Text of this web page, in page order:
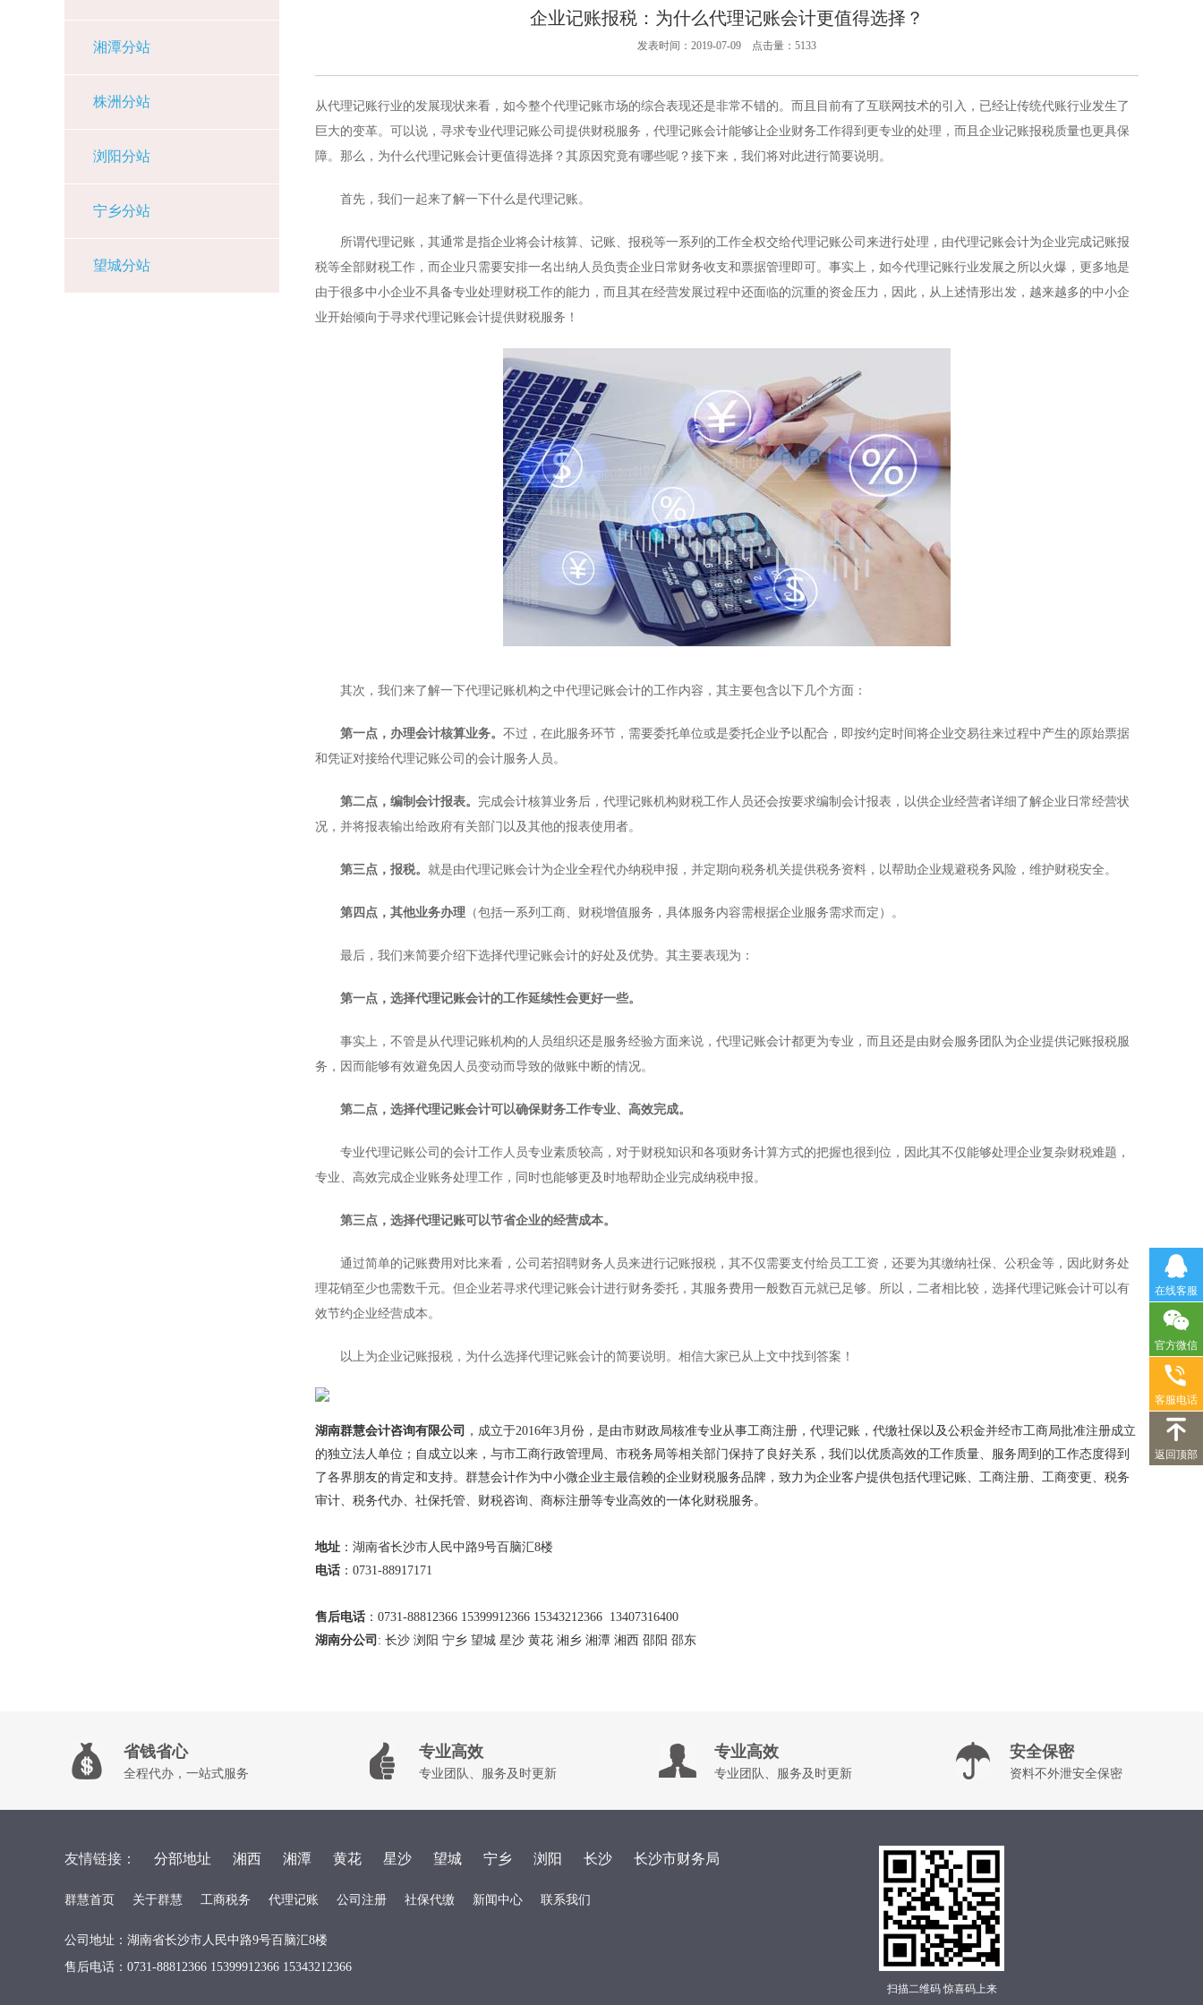
湘潭分站
株洲分站
浏阳分站
宁乡分站
望城分站
企业记账报税：为什么代理记账会计更值得选择？
发表时间：2019-07-09 点击量：5133
从代理记账行业的发展现状来看，如今整个代理记账市场的综合表现还是非常不错的。而且目前有了互联网技术的引入，已经让传统代账行业发生了
巨大的变革。可以说，寻求专业代理记账公司提供财税服务，代理记账会计能够让企业财务工作得到更专业的处理，而且企业记账报税质量也更具保
障。那么，为什么代理记账会计更值得选择？其原因究竟有哪些呢？接下来，我们将对此进行简要说明。
首先，我们一起来了解一下什么是代理记账。
所谓代理记账，其通常是指企业将会计核算、记账、报税等一系列的工作全权交给代理记账公司来进行处理，由代理记账会计为企业完成记账报
税等全部财税工作，而企业只需要安排一名出纳人员负责企业日常财务收支和票据管理即可。事实上，如今代理记账行业发展之所以火爆，更多地是
由于很多中小企业不具备专业处理财税工作的能力，而且其在经营发展过程中还面临的沉重的资金压力，因此，从上述情形出发，越来越多的中小企
业开始倾向于寻求代理记账会计提供财税服务！
其次，我们来了解一下代理记账机构之中代理记账会计的工作内容，其主要包含以下几个方面：
第一点，办理会计核算业务。 不过，在此服务环节，需要委托单位或是委托企业予以配合，即按约定时间将企业交易往来过程中产生的原始票据
和凭证对接给代理记账公司 的会计服务人员。
第二点，编制会计报表。 完成会计核算业务后，代理记账机构财税工作人员还会按要求编制会计报表，以供企业经营者详细了解企业日常经营状
况，并将报表输出给政府有关部门以及其他的报表使用者。
第三点，报税。 就是由代理记账会计为企业全程代办纳税申报，并定期向税务机关提供税务资料，以帮助企业规避税务风险，维护财税安全。
第四点，其他业务办理 （包括一系列工商、财税增值服务，具体服务内容需根据企业服务需求而定）。
最后，我们来简要介绍下选择代理记账会计的好处及优势。其主要表现为：
第一点，选择代理记账会计的工作延续性会更好一些。
事实上，不管是从代理记账机构的人员组织还是服务经验方面来说，代理记账会计都更为专业，而且还是由财会服务团队为企业提供记账报税服
务，因而能够有效避免因人员变动而导致的做账中断的情况。
第二点，选择代理记账会计可以确保财务工作专业、高效完成。
专业代理记账公司的会计工作人员专业素质较高，对于财税知识和各项财务计算方式的把握也很到位，因此其不仅能够处理企业复杂财税难题，
专业、高效完成企业账务处理工作，同时也能够更及时地帮助企业完成纳税申报。
第三点，选择代理记账可以节省企业的经营成本。
通过简单的记账费用对比来看，公司若招聘财务人员来进行记账报税，其不仅需要支付给员工工资，还要为其缴纳社保、公积金等，因此财务处
理花销至少也需数千元。但企业若寻求代理记账会计进行财务委托，其服务费用一般数百元就已足够。所以，二者相比较，选择代理记账会计可以有
效节约企业经营成本。
以上为企业记账报税，为什么选择代理记账会计的简要说明。相信大家已从上文中找到答案！
湖南群慧会计咨询有限公司
，成立于2016年3月份，是由市财政局核准专业从事工商注册，代理记账，代缴社保以及公积金并经市工商局批准注册成立
的独立法人单位；自成立以来，与市工商行政管理局、市税务局等相关部门保持了良好关系，我们以优质高效的工作质量、服务周到的工作态度得到
了各界朋友的肯定和支持。群慧会计作为中小微企业主最信赖的企业财税服务品牌，致力为企业客户提供包括代理记账、工商注册、工商变更、税务
审计、税务代办、社保托管、财税咨询、商标注册等专业高效的一体化财税服务。
地址 ：湖南省长沙市人民中路9号百脑汇8楼
电话 ：0731-88917171
售后电话 ：0731-88812366 15399912366 15343212366 13407316400
湖南分公司 : 长沙 浏阳 宁乡 望城 星沙 黄花 湘乡 湘潭 湘西 邵阳 邵东
省钱省心
全程代办，一站式服务
专业高效
专业团队、服务及时更新
专业高效
专业团队、服务及时更新
安全保密
资料不外泄安全保密
友情链接： 分部地址 湘西 湘潭 黄花 星沙 望城 宁乡 浏阳 长沙 长沙市财务局
群慧首页 关于群慧 工商税务 代理记账 公司注册 社保代缴 新闻中心 联系我们
公司地址：湖南省长沙市人民中路9号百脑汇8楼
售后电话：0731-88812366 15399912366 15343212366
扫描二维码 惊喜码上来
在线客服
官方微信
客服电话
返回顶部